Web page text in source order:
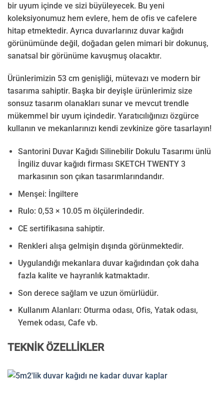
bir uyum içinde ve sizi büyüleyecek. Bu yeni
koleksiyonumuz hem evlere, hem de ofis ve cafelere
hitap etmektedir. Ayrıca duvarlarınız duvar kağıdı
görünümünde değil, doğadan gelen mimari bir dokunuş,
sanatsal bir görünüme kavuşmuş olacaktır.
Ürünlerimizin 53 cm genişliği, mütevazı ve modern bir
tasarıma sahiptir. Başka bir deyişle ürünlerimiz size
sonsuz tasarım olanakları sunar ve mevcut trendle
mükemmel bir uyum içindedir. Yaratıcılığınızı özgürce
kullanın ve mekanlarınızı kendi zevkinize göre tasarlayın!
Santorini Duvar Kağıdı Silinebilir Dokulu Tasarımı ünlü
İngiliz duvar kağıdı firması SKETCH TWENTY 3
markasının son çıkan tasarımlarındandır.
Menşei: İngiltere
Rulo: 0,53 × 10.05m ölçülerindedir.
CE sertifikasına sahiptir.
Renkleri alışa gelmişin dışında görünmektedir.
Uygulandığı mekanlara duvar kağıdından çok daha
fazla kalite ve hayranlık katmaktadır.
Son derece sağlam ve uzun ömürlüdür.
Kullanım Alanları: Oturma odası, Ofis, Yatak odası,
Yemek odası, Cafe vb.
TEKNİK ÖZELLİKLER